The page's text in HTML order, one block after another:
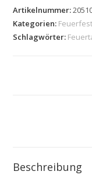
Artikelnummer:
Kategorien:
Schlagwörter:
Beschreibung